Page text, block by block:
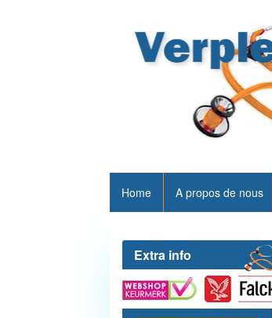
Home A propos de nous
Extra info